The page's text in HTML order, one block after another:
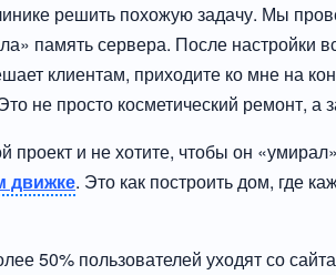
решить похожую задачу. Мы
память сервера. После настройки
клиентам, приходите ко мне на
не просто косметический ремонт,
проект и не хотите, чтобы он
движке. Это как построить дом, где
50% пользователей уходят со